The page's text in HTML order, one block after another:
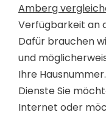
Amberg
Verfügbarkeit an
Dafür brauchen
und
Ihre
Dienste Sie
Internet oder